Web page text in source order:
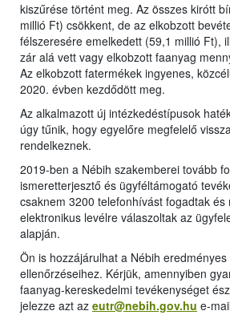
kiszűrése történt meg. Az összes kirótt
millió Ft) csökkent, de az elkobzott
félszeresére emelkedett (59,1 millió Ft),
zár alá vett vagy elkobzott faanyag
Az elkobzott fatermékek ingyenes,
2020. évben kezdődött meg.
Az alkalmazott új intézkedéstípusok
úgy tűnik, hogy egyelőre megfelelő
rendelkeznek.
2019-ben a Nébih szakemberei tovább
ismeretterjesztő és ügyféltámogató
csaknem 3200 telefonhívást fogadtak és
elektronikus levélre válaszoltak az
alapján.
Ön is hozzájárulhat a Nébih
ellenőrzéseihez. Kérjük, amennyiben
faanyag-kereskedelmi tevékenységet
jelezze azt az eutr@nebih.gov.hu e-